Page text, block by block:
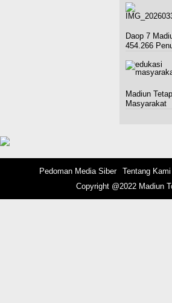
Daop 7
454.266
Madiun
Masyarakat
Pedoman Media Siber Tentang Kami
Copyright @2022 Madiun